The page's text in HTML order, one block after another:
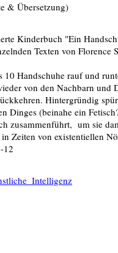
& Übersetzung)
Kinderbuch "Ein
Texten von Florence
Handschuhe rauf und
von den Nachbarn und
Hintergründig
Dinges (beinahe ein
zusammenführt, um sie
Zeiten von existentiellen
12